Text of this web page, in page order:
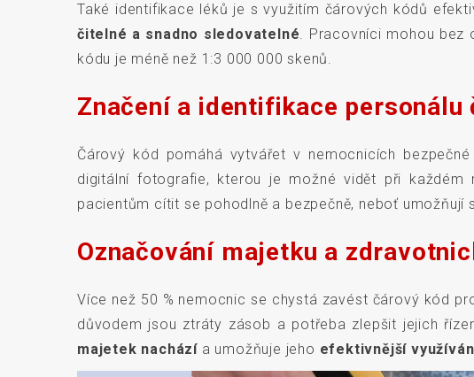
Také identifikace léků je s využitím čárových kódů
čitelné a snadno sledovatelné. Pracovníci mohou bez
kódu je méně než 1:3 000 000 skenů.
Značení a identifikace personálu
Čárový kód pomáhá vytvářet v nemocnicích
digitální fotografie, kterou je možné vidět při každém
pacientům cítit se pohodlně a bezpečně, neboť
Označování majetku a
Více než 50 % nemocnic se chystá zavést čárový kód
důvodem jsou ztráty zásob a potřeba zlepšit jejich
majetek nachází a umožňuje jeho efektivnější